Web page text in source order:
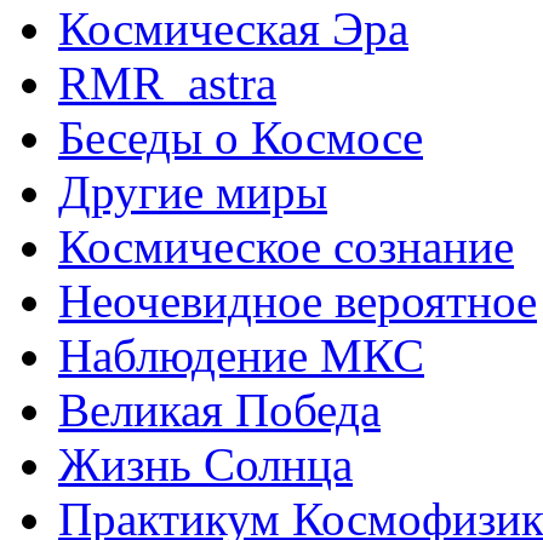
Космическая Эра
RMR_astra
Беседы о Космосе
Другие миры
Космическое сознание
Неочевидное вероятное
Наблюдение МКС
Великая Победа
Жизнь Солнца
Практикум